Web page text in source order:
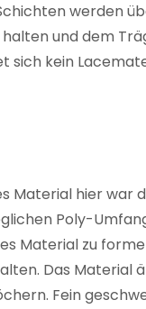
werden
und dem
sich kein
Material hier war
Poly-
Material zu
Das Material
Fein